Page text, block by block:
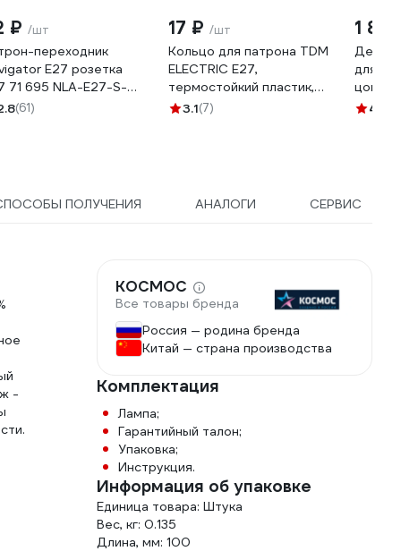
₽ /шт
переходник
Е27 розетка
71 695 NLA-E27-S-
71695
(61)
17 ₽ /шт
Кольцо для патрона TDM
ELECTRIC Е27,
термостойкий пластик,
белый SQ0335-0162
3.1(7)
1
Демо-
для
gx53
4.2
ПОЛУЧЕНИЯ АНАЛОГИ СЕРВИС
-
КОСМОС
Все товары бренда
Россия — родина бренда
Китай — страна производства
Комплектация
Лампа;
Гарантийный талон;
Упаковка;
Инструкция.
Информация об упаковке
Единица товара: Штука
Вес, кг: 0.135
Длина, мм: 100